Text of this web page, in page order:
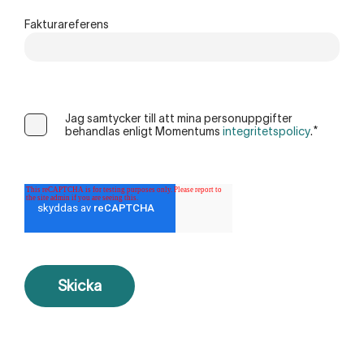
Fakturareferens
Jag samtycker till att mina personuppgifter
behandlas enligt Momentums integritetspolicy.*